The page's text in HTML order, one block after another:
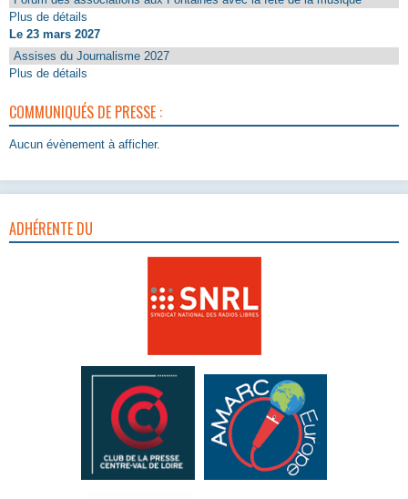
Plus de détails
Le 23 mars 2027
Assises du Journalisme 2027
Plus de détails
COMMUNIQUÉS DE PRESSE :
Aucun évènement à afficher.
ADHÉRENTE DU